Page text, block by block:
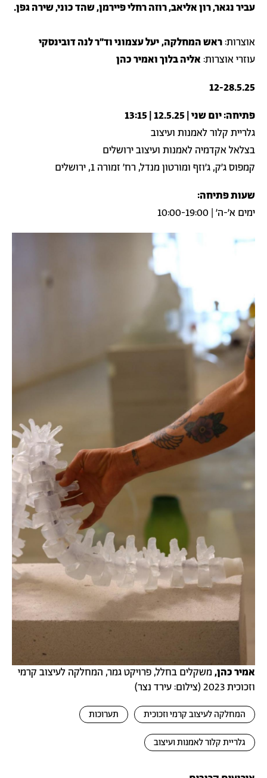
עביר נגאר, רון אליאב, רוזה רחלי פיירמן, שהד כוני, שירה גפן.
אוצרות:ראש המחלקה,יעל עצמוני וד״ר לנה דובינסקי
עוזרי אוצרות: אליה בלוך ואמיר כהן
12-28.5.25
פתיחה: יום שני | 12.5.25 | 13:15
גלריית קלור לאמנות ועיצוב
בצלאל אקדמיה לאמנות ועיצוב ירושלים
קמפוס ג׳ק, ג׳וזף ומורטון מנדל, רח׳ זמורה 1, ירושלים
שעות פתיחה:
ימים א׳-ה׳ | 10:00-19:00
אמיר כהן, משקלים בחלל, פרויקט גמר, המחלקה לעיצוב קרמי
וזכוכית 2023 (צילום: עירד נצר)
המחלקה לעיצוב קרמי וזכוכית תערוכות
גלריית קלור לאמנות ועיצוב